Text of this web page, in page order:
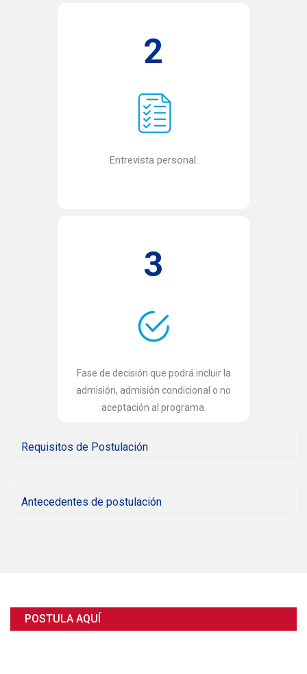
2
Entrevista personal.
3
Fase de decisión que podrá incluir la
admisión, admisión condicional o no
aceptación al programa.
Requisitos de Postulación
Antecedentes de postulación
POSTULA AQUÍ